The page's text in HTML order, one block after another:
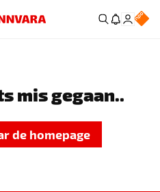
mis gegaan..
de homepage